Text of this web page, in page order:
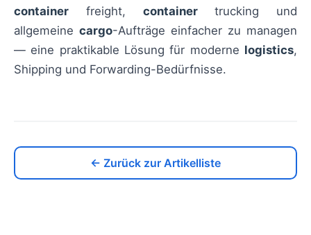
container freight, containertrucking und
allgemeine cargo-Aufträge einfacher zu managen
— eine praktikable Lösung für moderne logistics,
Shipping und Forwarding-Bedürfnisse.
← Zurück zur Artikelliste